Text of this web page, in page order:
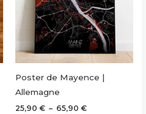
Poster de Mayence |
Allemagne
25,90 € – 65,90 €Plage